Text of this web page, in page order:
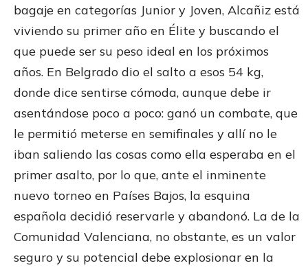
bagaje en categorías Junior y Joven, Alcañiz está
viviendo su primer año en Élite y buscando el
que puede ser su peso ideal en los próximos
años. En Belgrado dio el salto a esos 54 kg,
donde dice sentirse cómoda, aunque debe ir
asentándose poco a poco: ganó un combate, que
le permitió meterse en semifinales y allí no le
iban saliendo las cosas como ella esperaba en el
primer asalto, por lo que, ante el inminente
nuevo torneo en Países Bajos, la esquina
española decidió reservarle y abandonó. La de la
Comunidad Valenciana, no obstante, es un valor
seguro y su potencial debe explosionar en la